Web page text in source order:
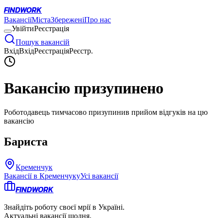
FINDWORK
ВакансіїМістаЗбереженіПро нас
УвійтиРеєстрація
Пошук вакансій
ВхідВхідРеєстраціяРеєстр.
Вакансію призупинено
Роботодавець тимчасово призупинив прийом відгуків на цю
вакансію
Бариста
Кременчук
Вакансії в КременчукуУсі вакансії
FINDWORK
Знайдіть роботу своєї мрії в Україні.
Актуальні вакансії щодня.